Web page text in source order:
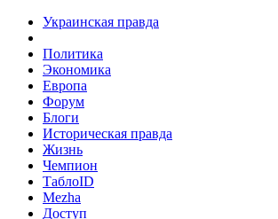
Украинская правда
Политика
Экономика
Европа
Форум
Блоги
Историческая правда
Жизнь
Чемпион
ТаблоID
Mezha
Доступ